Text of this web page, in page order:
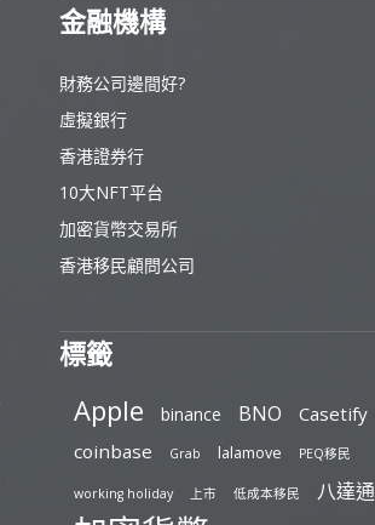
金融機構
財務公司邊間好?
虛擬銀行
香港證券行
10大NFT平台
加密貨幣交易所
香港移民顧問公司
標籤
Apple binance BNO
Casetify
coinbase
Grab lalamove PEQ移民
working holiday 上市 低成本移民 八達通